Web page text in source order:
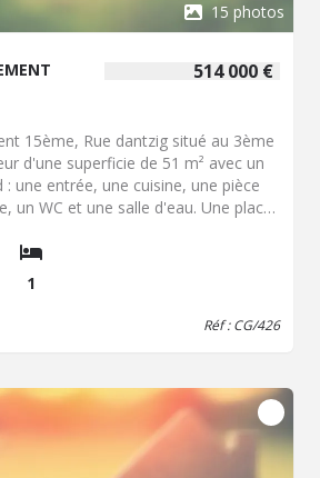
m²/an) / GES : Classe B
très recherché à cheval entre
: Commerces, Métros, bonnes
et Berges de Seine. À visiter sans
sur le site Géorisques.
15 photos
514 000 €
15ème, Rue dantzig situé au 3ème
d'une superficie de 51 m² avec un
une entrée, une cuisine, une pièce
un WC et une salle d'eau. Une place
1
Réf : CG/426